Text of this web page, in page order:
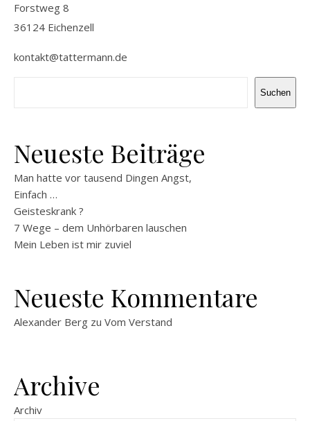
Forstweg 8
36124 Eichenzell
kontakt@tattermann.de
Suchen
Neueste Beiträge
Man hatte vor tausend Dingen Angst,
Einfach …
Geisteskrank ?
7 Wege – dem Unhörbaren lauschen
Mein Leben ist mir zuviel
Neueste Kommentare
Alexander Berg zu Vom Verstand
Archive
Archiv